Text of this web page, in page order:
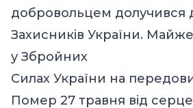
добровольцем долучився
Захисників України.
у Збройних
Силах України на
Помер 27 травня від